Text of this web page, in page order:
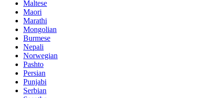
Maltese
Maori
Marathi
Mongolian
Burmese
Nepali
Norwegian
Pashto
Persian
Punjabi
Serbian